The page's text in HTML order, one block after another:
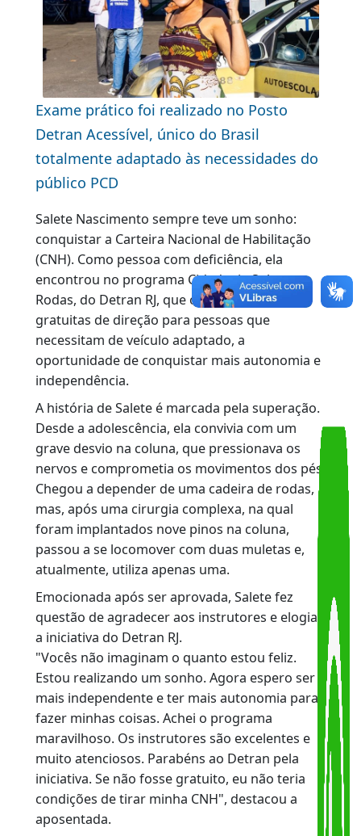
Quinta-feira, 02 de julho de 2026 Share Copy
Link
Exame prático foi realizado no Posto
Detran Acessível, único do Brasil
totalmente adaptado às necessidades do
público PCD
Salete Nascimento sempre teve um sonho:
conquistar a Carteira Nacional de Habilitação
(CNH). Como pessoa com deficiência, ela
encontrou no programa Cidadania Sobre
Rodas, do Detran RJ, que oferece aulas
gratuitas de direção para pessoas que
necessitam de veículo adaptado, a
oportunidade de conquistar mais autonomia e
independência.
A história de Salete é marcada pela superação.
Desde a adolescência, ela convivia com um
grave desvio na coluna, que pressionava os
nervos e comprometia os movimentos dos pés.
Chegou a depender de uma cadeira de rodas,
mas, após uma cirurgia complexa, na qual
foram implantados nove pinos na coluna,
passou a se locomover com duas muletas e,
atualmente, utiliza apenas uma.
Emocionada após ser aprovada, Salete fez
questão de agradecer aos instrutores e elogiar
a iniciativa do Detran RJ.